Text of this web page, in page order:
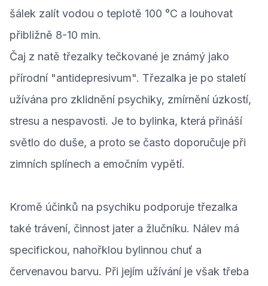
šálek zalít vodou o teplotě 100 °C a louhovat
přibližně 8-10 min.
Čaj z natě třezalky tečkované je známý jako
přírodní "antidepresivum". Třezalka je po staletí
užívána pro zklidnění psychiky, zmírnění úzkostí,
stresu a nespavosti. Je to bylinka, která přináší
světlo do duše, a proto se často doporučuje při
zimních splínech a emočním vypětí.
Kromě účinků na psychiku podporuje třezalka
také trávení, činnost jater a žlučníku. Nálev má
specifickou, nahořklou bylinnou chuť a
červenavou barvu. Při jejím užívání je však třeba